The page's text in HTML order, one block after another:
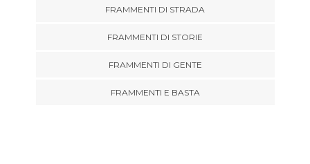
FRAMMENTI DI STRADA
FRAMMENTI DI STORIE
FRAMMENTI DI GENTE
FRAMMENTI E BASTA